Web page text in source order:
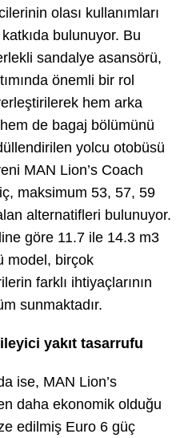
olası kullanımları
bulunuyor. Bu
sandalye asansörü,
önemli bir rol
hem arka
de bagaj bölümünü
yolcu otobüsü
MAN Lion’s Coach
maksimum 53, 57, 59
alternatifleri bulunuyor.
göre 11.7 ile 14.3 m3
model, birçok
farklı ihtiyaçlarının
sunmaktadır.
yakıt tasarrufu
ise, MAN Lion’s
daha ekonomik olduğu
edilmiş Euro 6 güç